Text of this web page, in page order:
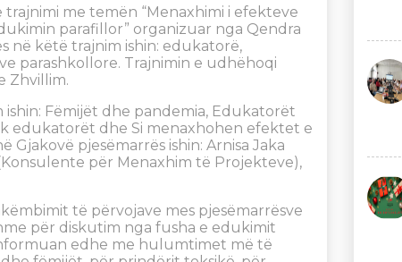
me temën “Menaxhimi i efekteve
parafillor” organizuar nga Qendra
në këtë trajnim ishin: edukatorë,
parashkollore. Trajnimin e udhëhoqi
Zhvillim.
Fëmijët dhe pandemia, Edukatorët
edukatorët dhe Si menaxhohen efektet e
Gjakovë pjesëmarrës ishin: Arnisa Jaka
për Menaxhim të Projekteve),
të përvojave mes pjesëmarrësve
për diskutim nga fusha e edukimit
edhe me hulumtimet më të